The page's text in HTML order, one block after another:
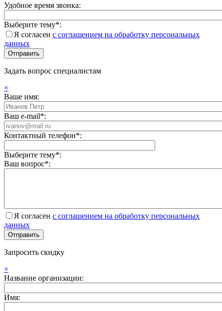
Удобное время звонка:
Выберите тему*:
Я согласен с соглашением на обработку персональных
данных
Задать вопрос специалистам
×
Ваше имя:
Ваш e-mail*:
Контактный телефон*:
Выберите тему*:
Ваш вопрос*:
Я согласен с соглашением на обработку персональных
данных
Запросить скидку
×
Название организации:
Имя: